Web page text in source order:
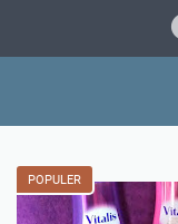
POPULER